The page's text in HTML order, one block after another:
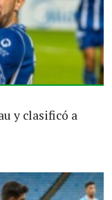
y clasificó a